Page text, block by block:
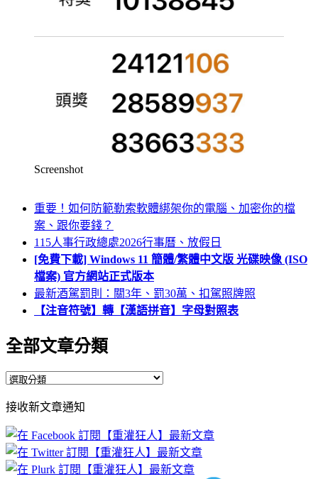
Screenshot
重要！如何防範勒索軟體綁架你的電腦、加密你的檔
案、跟你要錢？
115人事行政總處2026行事曆、放假日
[免費下載] Windows 11 簡體/繁體中文版 光碟映像 (ISO
檔案) 官方網站正式版本
最新酒駕罰則：關3年、罰30萬、扣駕照牌照
【注音符號】轉【漢語拼音】字母對照表
全部文章分類
全
文
章
分
類
接收新文章通知